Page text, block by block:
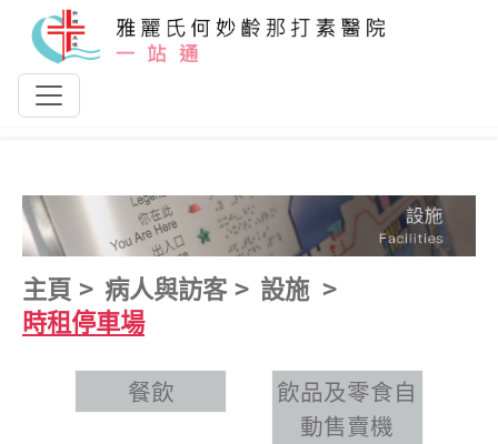
跳到主要內容
主頁 病人與訪客
設施
時租停車場
餐飲
飲品及零食自
動售賣機